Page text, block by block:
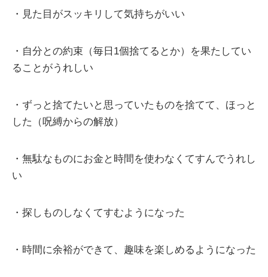
・見た目がスッキリして気持ちがいい
・自分との約束（毎日1個捨てるとか）を果たしてい
ることがうれしい
・ずっと捨てたいと思っていたものを捨てて、ほっと
した（呪縛からの解放）
・無駄なものにお金と時間を使わなくてすんでうれし
い
・探しものしなくてすむようになった
・時間に余裕ができて、趣味を楽しめるようになった